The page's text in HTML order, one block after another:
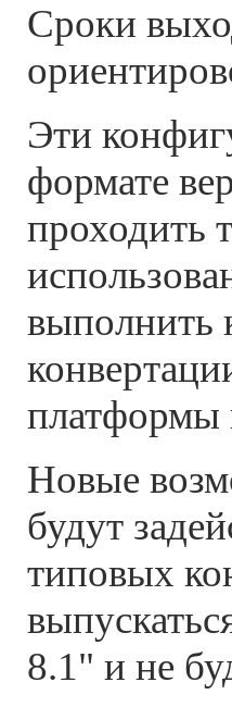
Сроки
Эти
формате
проходить
выполнить
платформы
Новые
будут
типовых
8.1" и не